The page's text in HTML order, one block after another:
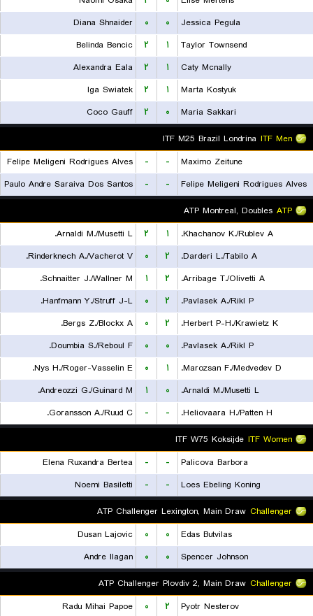
Jessica Pegula
۰ ۰
Diana Shnaider
Taylor Townsend
۱ ۲
Belinda Bencic
Caty Mcnally
۱ ۲
Alexandra Eala
Marta Kostyuk
۱ ۲
Iga Swiatek
Maria Sakkari
۰ ۲
Coco Gauff
ITF Men
ITF M25 Brazil Londrina
Maximo Zeitune
-
-
Felipe Meligeni Rodrigues Alves
Felipe Meligeni Rodrigues Alves
-
-
Paulo Andre Saraiva Dos Santos
ATP
ATP Montreal, Doubles
Khachanov K./Rublev A.
۱ ۲
Arnaldi M./Musetti L.
Darderi L./Tabilo A.
۲ ۰
Rinderknech A./Vacherot V.
Arribage T./Olivetti A.
۲ ۱
Schnaitter J./Wallner M.
Pavlasek A./Rikl P.
۲ ۰
Hanfmann Y./Struff J-L.
Herbert P-H./Krawietz K.
۲ ۰
Bergs Z./Blockx A.
Pavlasek A./Rikl P.
۰ ۰
Doumbia S./Reboul F.
Marozsan F./Medvedev D.
۱ ۰
Nys H./Roger-Vasselin E.
Arnaldi M./Musetti L.
۰ ۱
Andreozzi G./Guinard M.
Heliovaara H./Patten H.
-
-
Goransson A./Ruud C.
ITF Women
ITF W75 Koksijde
Palicova Barbora
-
-
Elena Ruxandra Bertea
Loes Ebeling Koning
-
-
Noemi Basiletti
Challenger
ATP Challenger Lexington, Main Draw
Edas Butvilas
۰ ۰
Dusan Lajovic
Spencer Johnson
۰ ۰
Andre Ilagan
Challenger
ATP Challenger Plovdiv 2, Main Draw
Pyotr Nesterov
۲ ۰
Radu Mihai Papoe